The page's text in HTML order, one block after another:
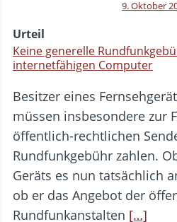
9. Oktober
Urteil
Keine generelle
internetfähigen Computer
Besitzer eines
müssen insbesondere zur
öffentlich-rechtlichen
Rundfunkgebühr zahlen.
Geräts es nun tatsächlich
ob er das Angebot der
Rundfunkanstalten […]